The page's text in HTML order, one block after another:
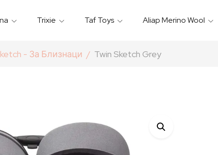
Trixie Taf Toys Aliap Merino Wool
- За Близнаци Twin Sketch Grey